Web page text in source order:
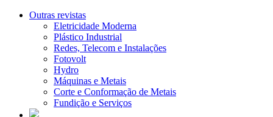
Outras revistas
Eletricidade Moderna
Plástico Industrial
Redes, Telecom e Instalações
Fotovolt
Hydro
Máquinas e Metais
Corte e Conformação de Metais
Fundição e Serviços